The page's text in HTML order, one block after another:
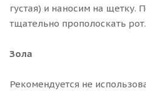
густая) и наносим на щетку.
тщательно прополоскать рот.
Зола
Рекомендуется не